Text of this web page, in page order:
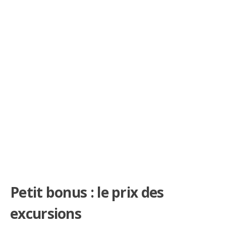
Petit bonus : le prix des
excursions